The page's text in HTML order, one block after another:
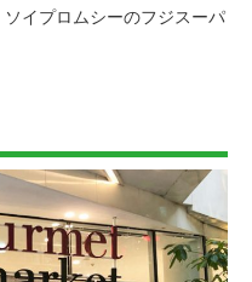
イプロムシーのフジスーパ